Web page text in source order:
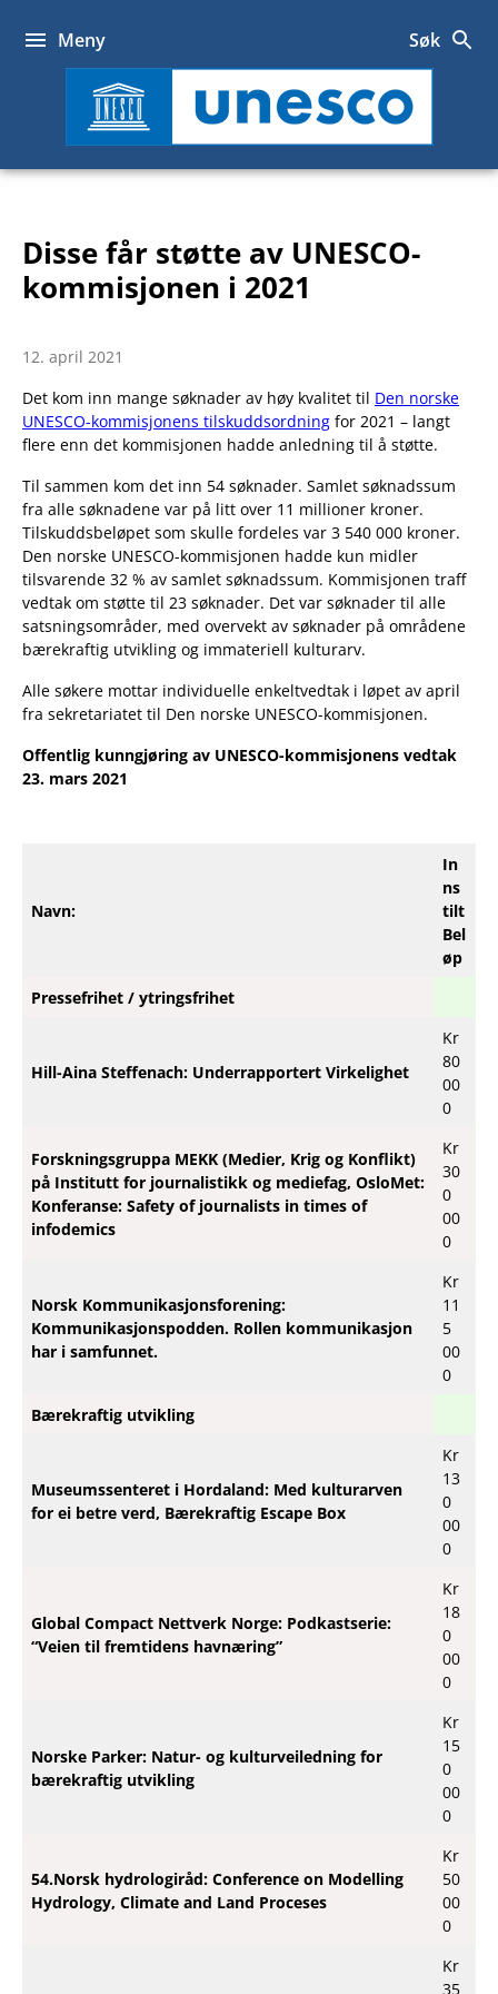
UNESCO
Meny Søk
Disse får støtte av UNESCO-
kommisjonen i 2021
12. april 2021
Det kom inn mange søknader av høy kvalitet til Den norske
UNESCO-kommisjonens tilskuddsordning for 2021 – langt
flere enn det kommisjonen hadde anledning til å støtte.
Til sammen kom det inn 54 søknader. Samlet søknadssum
fra alle søknadene var på litt over 11 millioner kroner.
Tilskuddsbeløpet som skulle fordeles var 3 540 000 kroner.
Den norske UNESCO-kommisjonen hadde kun midler
tilsvarende 32 % av samlet søknadssum. Kommisjonen traff
vedtak om støtte til 23 søknader. Det var søknader til alle
satsningsområder, med overvekt av søknader på områdene
bærekraftig utvikling og immateriell kulturarv.
Alle søkere mottar individuelle enkeltvedtak i løpet av april
fra sekretariatet til Den norske UNESCO-kommisjonen.
Offentlig kunngjøring av UNESCO-kommisjonens vedtak
23. mars 2021
Navn:
In
ns
tilt
Bel
øp
Pressefrihet / ytringsfrihet
Hill-Aina Steffenach: Underrapportert Virkelighet
Kr
80
00
0
Forskningsgruppa MEKK (Medier, Krig og Konflikt)
på Institutt for journalistikk og mediefag, OsloMet:
Konferanse: Safety of journalists in times of
infodemics
Kr
30
0
00
0
Norsk Kommunikasjonsforening:
Kommunikasjonspodden. Rollen kommunikasjon
har i samfunnet.
Kr
11
5
00
0
Bærekraftig utvikling
Museumssenteret i Hordaland: Med kulturarven
for ei betre verd, Bærekraftig Escape Box
Kr
13
0
00
0
Global Compact Nettverk Norge: Podkastserie:
“Veien til fremtidens havnæring”
Kr
18
0
00
0
Norske Parker: Natur- og kulturveiledning for
bærekraftig utvikling
Kr
15
0
00
0
54.Norsk hydrologiråd: Conference on Modelling
Hydrology, Climate and Land Proceses
Kr
50
00
0
Kr
35